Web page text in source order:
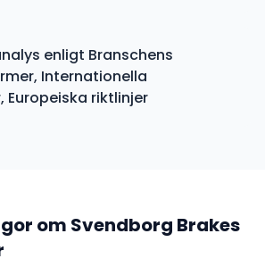
enligt Branschens
Internationella
Europeiska riktlinjer
om Svendborg Brakes